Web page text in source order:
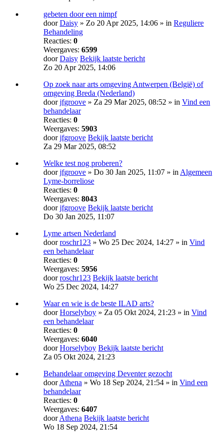
gebeten door een nimpf
doorDaisy » Zo 20 Apr 2025, 14:06 » in Reguliere
Behandeling
Reacties: 0
Weergaves: 6599
doorDaisy Bekijk laatste bericht
Zo 20 Apr 2025, 14:06
Op zoek naar arts omgeving Antwerpen (België) of
omgeving Breda (Nederland)
doorjfgroove » Za 29 Mar 2025, 08:52 » in Vind een
behandelaar
Reacties: 0
Weergaves: 5903
doorjfgroove Bekijk laatste bericht
Za 29 Mar 2025, 08:52
Welke test nog proberen?
doorjfgroove » Do 30 Jan 2025, 11:07 » in Algemeen
Lyme-borreliose
Reacties: 0
Weergaves: 8043
doorjfgroove Bekijk laatste bericht
Do 30 Jan 2025, 11:07
Lyme artsen Nederland
doorroschr123 » Wo 25 Dec 2024, 14:27 » in Vind
een behandelaar
Reacties: 0
Weergaves: 5956
doorroschr123 Bekijk laatste bericht
Wo 25 Dec 2024, 14:27
Waar en wie is de beste ILAD arts?
doorHorselyboy » Za 05 Okt 2024, 21:23 » in Vind
een behandelaar
Reacties: 0
Weergaves: 6040
doorHorselyboy Bekijk laatste bericht
Za 05 Okt 2024, 21:23
Behandelaar omgeving Deventer gezocht
doorAthena » Wo 18 Sep 2024, 21:54 » in Vind een
behandelaar
Reacties: 0
Weergaves: 6407
doorAthena Bekijk laatste bericht
Wo 18 Sep 2024, 21:54